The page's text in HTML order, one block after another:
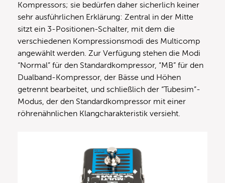
Kompressors; sie bedürfen daher sicherlich keiner
sehr ausführlichen Erklärung: Zentral in der Mitte
sitzt ein 3-Positionen-Schalter, mit dem die
verschiedenen Kompressionsmodi des Multicomp
angewählt werden. Zur Verfügung stehen die Modi
“Normal” für den Standardkompressor, “MB” für den
Dualband-Kompressor, der Bässe und Höhen
getrennt bearbeitet, und schließlich der “Tubesim”-
Modus, der den Standardkompressor mit einer
röhrenähnlichen Klangcharakteristik versieht.